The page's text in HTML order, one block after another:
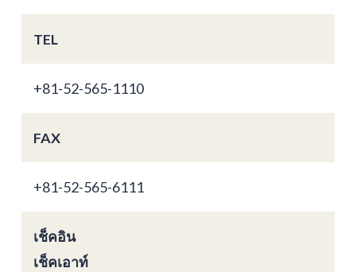
TEL
+81-52-565-1110
FAX
+81-52-565-6111
เช็คอิน
เช็คเอาท์